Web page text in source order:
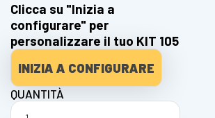
Clicca su "Inizia a
configurare" per
personalizzare il tuo KIT 105
INIZIA A CONFIGURARE
QUANTITÀ